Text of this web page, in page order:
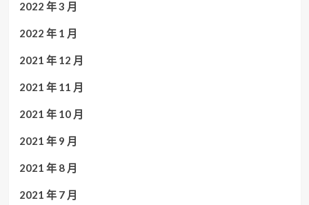
2022 年 3 月
2022 年 1 月
2021 年 12 月
2021 年 11 月
2021 年 10 月
2021 年 9 月
2021 年 8 月
2021 年 7 月